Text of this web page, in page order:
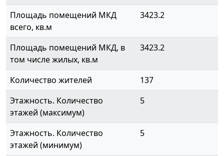
Площадь помещений МКД
всего, кв.м
3423.2
Площадь помещений МКД, в
том числе жилых, кв.м
3423.2
Количество жителей
137
Этажность. Количество
этажей (максимум)
5
Этажность. Количество
этажей (минимум)
5